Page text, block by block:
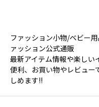
ファッション小物/ベビー
ァッション公式通販
最新アイテム情報や楽しい
便利、お買い物やレビュー
しめます!!